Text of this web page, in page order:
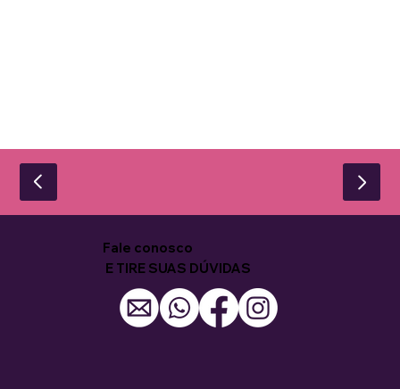
Fale conosco
E TIRE SUAS DÚVIDAS